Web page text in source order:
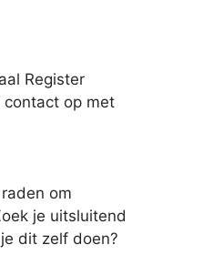
Register
contact op met
om
je uitsluitend
dit zelf doen?